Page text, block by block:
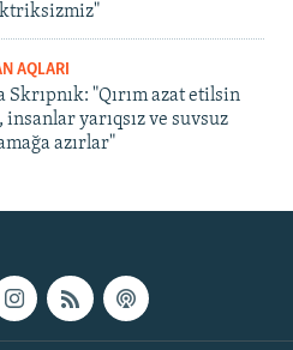
AQLARI
Skrıpnık: "Qırım azat etilsin
insanlar yarıqsız ve suvsuz
azırlar"